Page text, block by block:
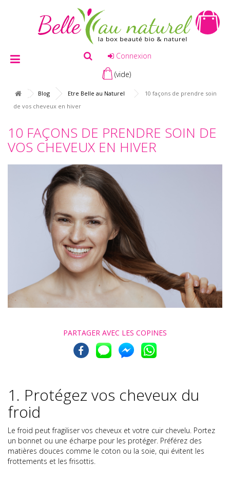
Connexion
(vide)
Blog Etre Belle au Naturel
10 façons de prendre soin
de vos cheveux en hiver
10 FAÇONS DE PRENDRE SOIN DE
VOS CHEVEUX EN HIVER
PARTAGER AVEC LES COPINES
1. Protégez vos cheveux du
froid
Le froid peut fragiliser vos cheveux et votre cuir chevelu. Portez
un bonnet ou une écharpe pour les protéger. Préférez des
matières douces comme le coton ou la soie, qui évitent les
frottements et les frisottis.